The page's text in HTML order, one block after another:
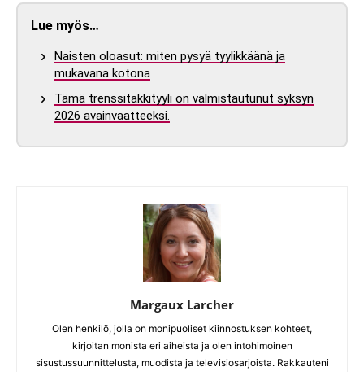
Lue myös…
Naisten oloasut: miten pysyä tyylikkäänä ja
mukavana kotona
Tämä trenssitakkityyli on valmistautunut syksyn
2026 avainvaatteeksi.
Margaux Larcher
Olen henkilö, jolla on monipuoliset kiinnostuksen kohteet,
kirjoitan monista eri aiheista ja olen intohimoinen
sisustussuunnittelusta, muodista ja televisiosarjoista. Rakkauteni